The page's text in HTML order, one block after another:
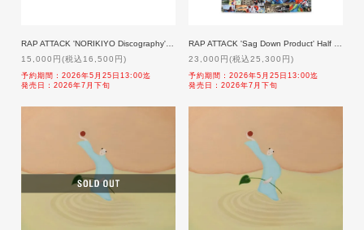
RAP ATTACK 'NORIKIYO Discography' Shorts 「予約」 7月下旬発売
15,000円(税込16,500円)
予約期間：2026年5月25日13:00迄
発売日：2026年7月下旬
RAP ATTACK 'Sag Down Product' Half Sleeve Shirt 「予約」 7月下旬発売
23,000円(税込25,300円)
予約期間：2026年5月25日13:00迄
発売日：2026年7月下旬